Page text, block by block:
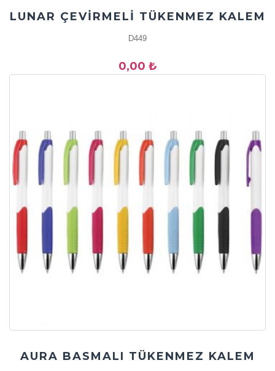
LUNAR ÇEVİRMELİ TÜKENMEZ KALEM
D449
0,00 ₺
AURA BASMALI TÜKENMEZ KALEM